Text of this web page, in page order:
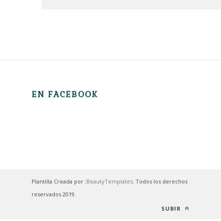
EN FACEBOOK
Plantilla Creada por :BeautyTemplates . Todos los derechos
reservados 2019.
SUBIR